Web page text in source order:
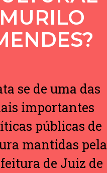
MURILO
se de uma das
importantes
públicas de
mantidas pela
de Juiz de